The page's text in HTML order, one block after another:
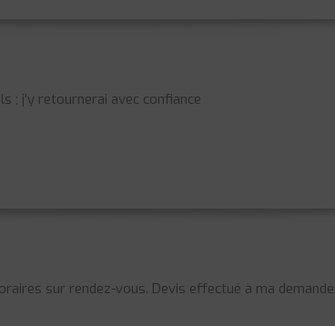
; j'y retournerai avec confiance
sur rendez-vous. Devis effectué à ma